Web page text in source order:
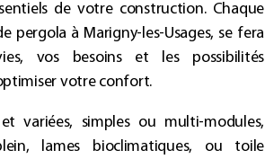
de votre construction. Chaque
pergola à Marigny-les-Usages, se fera
vos besoins et les possibilités
votre confort.
variées, simples ou multi-modules,
lames bioclimatiques, ou toile